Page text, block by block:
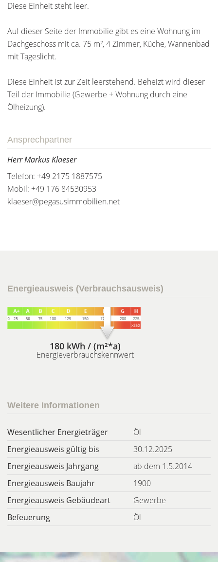
Diese Einheit steht leer.
Auf dieser Seite der Immobilie gibt es eine Wohnung im
Dachgeschoss mit ca. 75 m², 4 Zimmer, Küche, Wannenbad
mit Tageslicht.
Diese Einheit ist zur Zeit leerstehend. Beheizt wird dieser
Teil der Immobilie (Gewerbe + Wohnung durch eine
Ölheizung).
Ansprechpartner
Herr Markus Klaeser
Telefon: +49 2175 1887575
Mobil: +49 176 84530953
klaeser@pegasusimmobilien.net
Energieausweis (Verbrauchsausweis)
180 kWh / (m²*a)
Energieverbrauchskennwert
Weitere Informationen
Wesentlicher Energieträger
Öl
Energieausweis gültig bis
30.12.2025
Energieausweis Jahrgang
ab dem 1.5.2014
Energieausweis Baujahr
1900
Energieausweis Gebäudeart
Gewerbe
Befeuerung
Öl